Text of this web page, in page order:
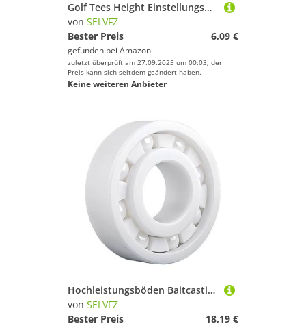
Golf Tees Height Einstellungswerkzeug Mit Sitznägeln Und Tragbarem Divot Reparaturzubehör T SEFORE Aufzugszubehör
von SELVFZ
Bester Preis
6,09 €
gefunden bei Amazon
zuletzt überprüft am 27.09.2025 um 00:03; der
Preis kann sich seitdem geändert haben.
Keine weiteren Anbieter
Hochleistungsböden Baitcasting Rollenlager Ersatz Keramikspule Für Glatte Fischerei Easy Installation Ceramic
von SELVFZ
Bester Preis
18,19 €